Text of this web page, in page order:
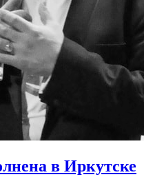
в Иркутске